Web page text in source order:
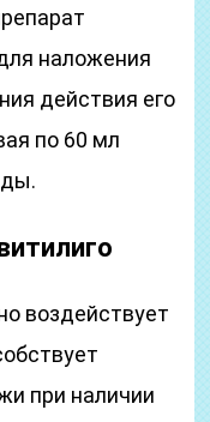
наложения
действия его
по 60 мл
воздействует
при наличии